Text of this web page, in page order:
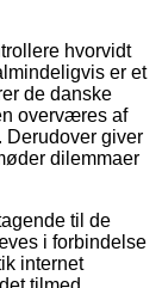
hvorvidt
er et
de danske
overværes af
Derudover giver
dilemmaer
til de
i forbindelse
internet